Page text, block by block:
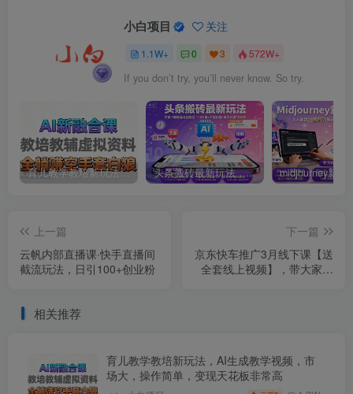
小白项目 关注
1.1W+ 0 3 572W+
If you don’t try, you’ll never know. So try.
育儿教学教培新玩法，AI生成教学视频，市场大，操作简单，变现天花板非常高 头条搬砖最新玩法，文章+视频用AI全搞定，一天5张+不是问题，每天只需10分钟
上一篇
云帆内部直播课·快手直播间
截流玩法，日引100+创业粉
下一篇
京东快车推广3月线下课【送
全套线上视频】，带大家换
相关推荐
育儿教学教培新玩法，AI生成教学视频，市
场大，操作简单，变现天花板非常高